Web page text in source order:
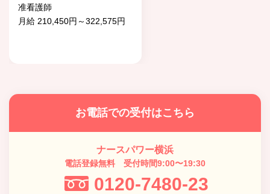
准看護師
月給 210,450円～322,575円
お電話での受付はこちら
ナースパワー横浜
電話登録無料 受付時間9:00〜19:30
0120-7480-23